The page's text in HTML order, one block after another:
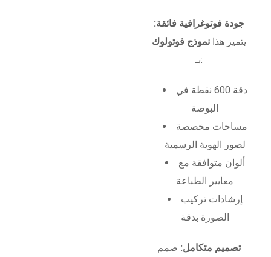
جودة فوتوغرافية فائقة:
يتميز هذانموذج فوتولوك
بـ:
دقة 600 نقطة في
البوصة
مساحات مخصصة
لصور الهوية الرسمية
ألوان متوافقة مع
معايير الطباعة
إرشادات تركيب
الصورة بدقة
تصميم متكامل: صمم